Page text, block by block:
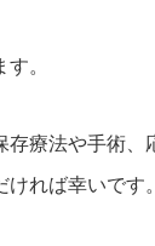
。
存療法や手術、
れば幸いです。